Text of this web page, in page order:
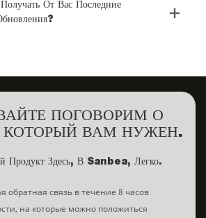
От Вас Последние
ПОГОВОРИМ О
КОТОРЫЙ ВАМ НУЖЕН.
Продукт Здесь, В Sanbea, Легко.
обратная связь в течение 8 часов
на которые можно положиться